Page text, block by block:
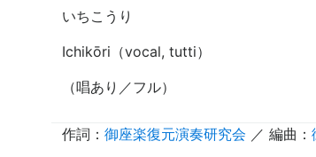
いちこうり
Ichikōri（vocal, tutti）
（唱あり／フル）
作詞： 御座楽復元演奏研究会 ／ 編曲：